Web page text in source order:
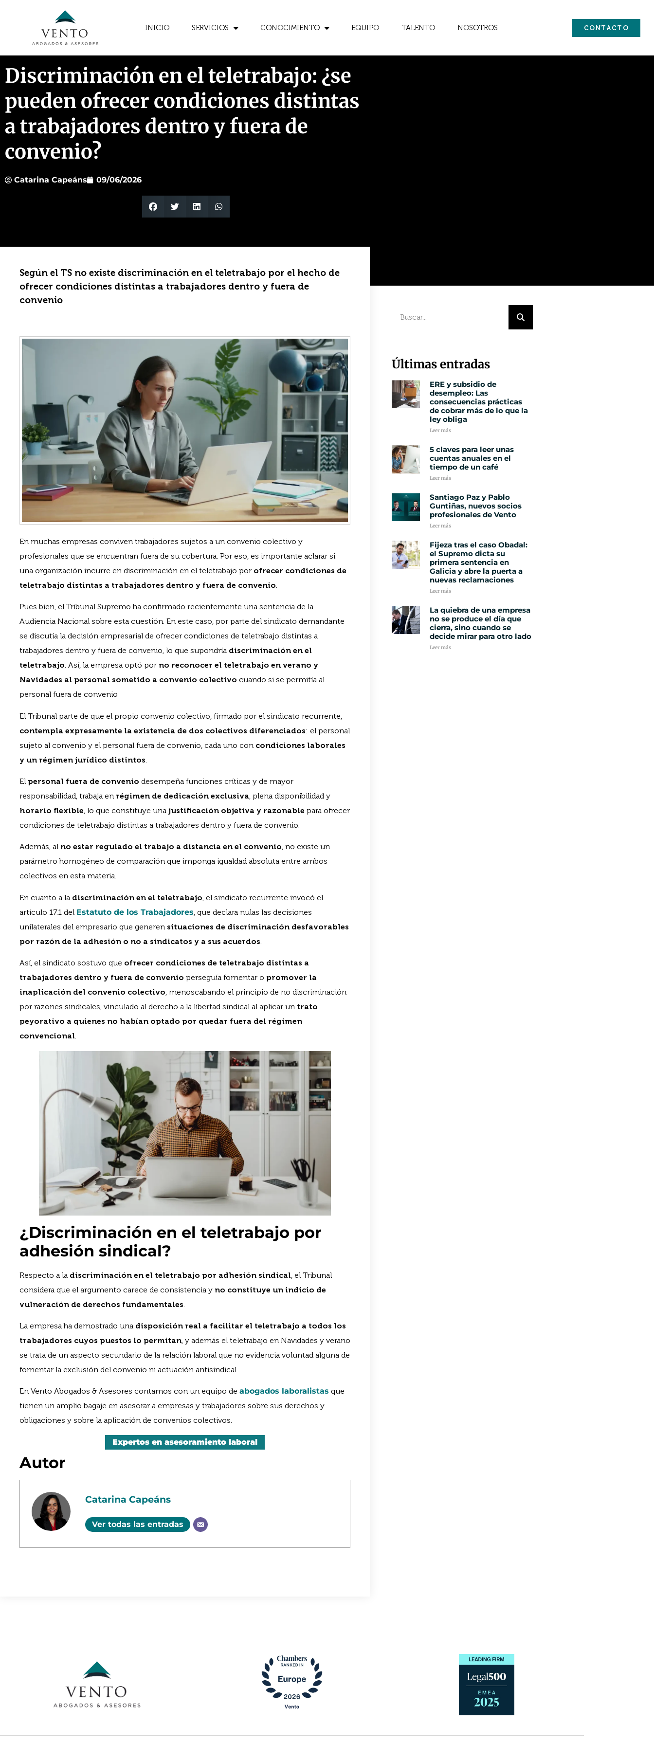
INICIO SERVICIOS CONOCIMIENTO EQUIPO TALENTO NOSOTROS CONTACTO
Discriminación en el teletrabajo: ¿se
pueden ofrecer condiciones distintas
a trabajadores dentro y fuera de
convenio?
Catarina Capeáns 09/06/2026
Según el TS no existe discriminación en el teletrabajo por el hecho de
ofrecer condiciones distintas a trabajadores dentro y fuera de
convenio
En muchas empresas conviven trabajadores sujetos a un convenio colectivo y
profesionales que se encuentran fuera de su cobertura. Por eso, es importante aclarar si
una organización incurre en discriminación en el teletrabajo por ofrecer condiciones de
teletrabajo distintas a trabajadores dentro y fuera de convenio.
Pues bien, el Tribunal Supremo ha confirmado recientemente una sentencia de la
Audiencia Nacional sobre esta cuestión. En este caso, por parte del sindicato demandante
se discutía la decisión empresarial de ofrecer condiciones de teletrabajo distintas a
trabajadores dentro y fuera de convenio, lo que supondría discriminación en el
teletrabajo. Así, la empresa optó por no reconocer el teletrabajo en verano y
Navidades al personal sometido a convenio colectivo cuando si se permitía al
personal fuera de convenio
El Tribunal parte de que el propio convenio colectivo, firmado por el sindicato recurrente,
contempla expresamente la existencia de dos colectivos diferenciados: el personal
sujeto al convenio y el personal fuera de convenio, cada uno con condiciones laborales
y un régimen jurídico distintos
El personal fuera de convenio desempeña funciones críticas y de mayor
responsabilidad, trabaja en régimen de dedicación exclusiva, plena disponibilidad y
horario flexible, lo que constituye una justificación objetiva y razonable para ofrecer
condiciones de teletrabajo distintas a trabajadores dentro y fuera de convenio.
Además, al no estar regulado el trabajo a distancia en el convenio, no existe un
parámetro homogéneo de comparación que imponga igualdad absoluta entre ambos
colectivos en esta materia.
En cuanto a la discriminación en el teletrabajo, el sindicato recurrente invocó el
artículo 17.1 del Estatuto de los Trabajadores, que declara nulas las decisiones
unilaterales del empresario que generen situaciones de discriminación desfavorables
por razón de la adhesión o no a sindicatos y a sus acuerdos.
Así, el sindicato sostuvo que ofrecer condiciones de teletrabajo distintas a
trabajadores dentro y fuera de convenio perseguía fomentar o promover la
inaplicación del convenio colectivo, menoscabando el principio de no discriminación
por razones sindicales, vinculado al derecho a la libertad sindical al aplicar un trato
peyorativo a quienes no habían optado por quedar fuera del régimen
convencional.
¿Discriminación en el teletrabajo por
adhesión sindical?
Respecto a la discriminación en el teletrabajo por adhesión sindical , el Tribunal
considera que el argumento carece de consistencia y no constituye un indicio de
vulneración de derechos fundamentales
La empresa ha demostrado una disposición real a facilitar el teletrabajo a todos los
trabajadores cuyos puestos lo permitan, y además el teletrabajo en Navidades y verano
se trata de un aspecto secundario de la relación laboral que no evidencia voluntad alguna de
fomentar la exclusión del convenio ni actuación antisindical.
En Vento Abogados & Asesores contamos con un equipo de abogados laboralistas que
tienen un amplio bagaje en asesorar a empresas y trabajadores sobre sus derechos y
obligaciones y sobre la aplicación de convenios colectivos.
Expertos en asesoramiento laboral
Autor
Catarina Capeáns
Ver todas las entradas
Últimas entradas
ERE y subsidio de
desempleo: Las
consecuencias prácticas
de cobrar más de lo que la
ley obliga
Leer más
5 claves para leer unas
cuentas anuales en el
tiempo de un café
Leer más
Santiago Paz y Pablo
Guntiñas, nuevos socios
profesionales de Vento
Leer más
Fijeza tras el caso Obadal:
el Supremo dicta su
primera sentencia en
Galicia y abre la puerta a
nuevas reclamaciones
Leer más
La quiebra de una empresa
no se produce el día que
cierra, sino cuando se
decide mirar para otro lado
Leer más